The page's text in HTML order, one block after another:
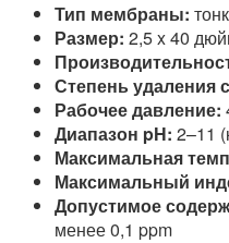
Тип мембраны:
Размер: 2,5 x 40
Степень удаления
Рабочее давление:
Диапазон pH: 2–11
Максимальная
Максимальный
Допустимое
менее 0,1 ppm